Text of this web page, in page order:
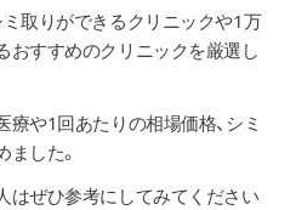
取りができるクリニックや1万
おすすめのクリニックを厳選し
や1回あたりの相場価格、シミ
した。
はぜひ参考にしてみてください